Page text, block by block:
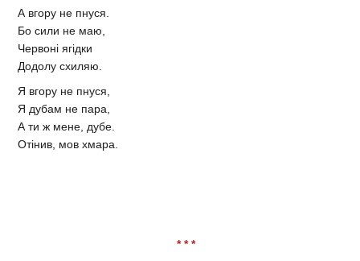
А вгору не пнуся.
Бо сили не маю,
Червоні ягідки
Додолу схиляю.
Я вгору не пнуся,
Я дубам не пара,
А ти ж мене, дубе.
Отінив, мов хмара.
* * *